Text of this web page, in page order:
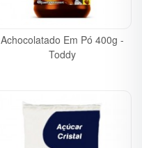
Achocolatado Em Pó 400g -
Toddy